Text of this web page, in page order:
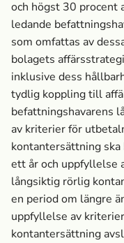
och högst 30 procent
ledande
som omfattas av
bolagets
inklusive dess
tydlig koppling till
befattningshavarens
av kriterier för
kontantersättning ska
ett år och uppfyllelse
långsiktig rörlig
en period om längre
uppfyllelse av
kontantersättning